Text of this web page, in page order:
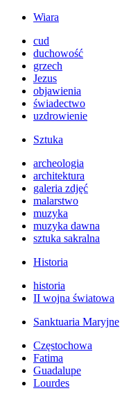
Wiara
cud
duchowość
grzech
Jezus
objawienia
świadectwo
uzdrowienie
Sztuka
archeologia
architektura
galeria zdjęć
malarstwo
muzyka
muzyka dawna
sztuka sakralna
Historia
historia
II wojna światowa
Sanktuaria Maryjne
Częstochowa
Fatima
Guadalupe
Lourdes